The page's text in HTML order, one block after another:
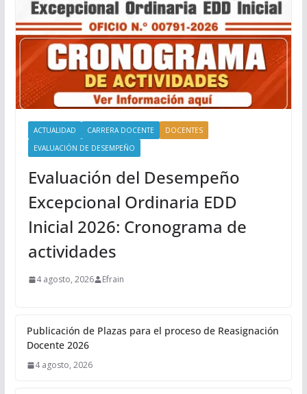
ACTUALIDAD CARRERA DOCENTE
DOCENTES
EVALUACIÓN DE DESEMPEÑO
Evaluación del Desempeño
Excepcional Ordinaria EDD
Inicial 2026: Cronograma de
actividades
4 agosto, 2026 Efrain
Publicación de Plazas para el proceso de Reasignación
Docente 2026
4 agosto, 2026